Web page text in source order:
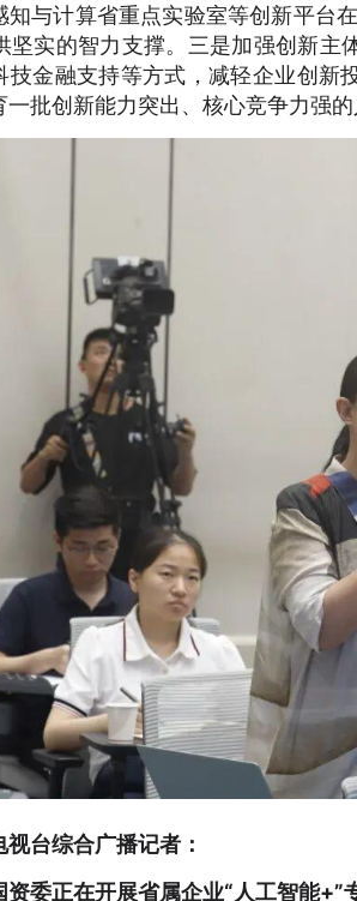
知与计算省重点实验室等创新平台
坚实的智力支撑。三是加强创新
技金融支持等方式，减轻企业创新
一批创新能力突出、核心竞争力强
台综合广播记者：
资委正在开展省属企业“人工智能